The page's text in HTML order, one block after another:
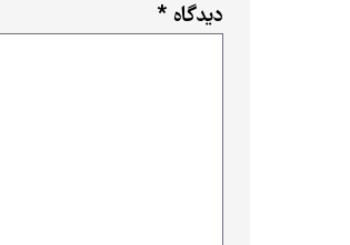
دیدگاه *